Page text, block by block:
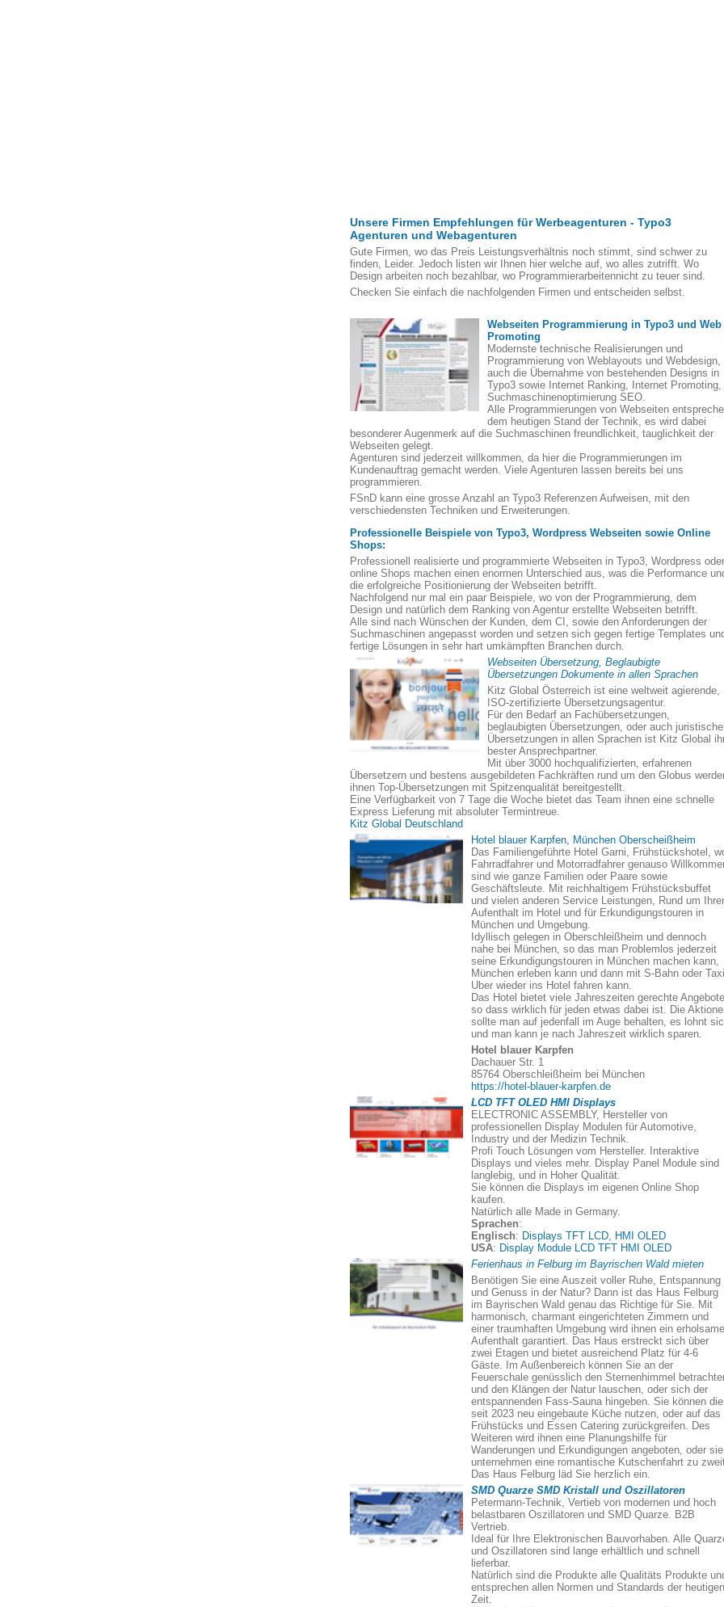
Unsere Firmen Empfehlungen für Werbeagenturen - Typo3
Agenturen und Webagenturen
Gute Firmen, wo das Preis Leistungsverhältnis noch stimmt, sind schwer zu
finden, Leider. Jedoch listen wir Ihnen hier welche auf, wo alles zutrifft. Wo
Design arbeiten noch bezahlbar, wo Programmierarbeitennicht zu teuer sind.
Checken Sie einfach die nachfolgenden Firmen und entscheiden selbst.
Webseiten Programmierung in Typo3 und Web
Promoting
Modernste technische Realisierungen und
Programmierung von Weblayouts und Webdesign,
auch die Übernahme von bestehenden Designs in
Typo3 sowie Internet Ranking, Internet Promoting,
Suchmaschinenoptimierung SEO.
Alle Programmierungen von Webseiten
dem heutigen Stand der Technik, es wird dabei
besonderer Augenmerk auf die Suchmaschinen freundlichkeit, tauglichkeit der
Webseiten gelegt.
Agenturen sind jederzeit willkommen, da hier die Programmierungen im
Kundenauftrag gemacht werden. Viele Agenturen lassen bereits bei uns
programmieren.
FSnD kann eine grosse Anzahl an Typo3 Referenzen Aufweisen, mit den
verschiedensten Techniken und Erweiterungen.
Professionelle Beispiele von Typo3, Wordpress Webseiten sowie Online
Shops:
Professionell realisierte und programmierte Webseiten in Typo3, Wordpress oder
online Shops machen einen enormen Unterschied aus, was die Performance
die erfolgreiche Positionierung der Webseiten betrifft.
Nachfolgend nur mal ein paar Beispiele, wo von der Programmierung, dem
Design und natürlich dem Ranking von Agentur erstellte Webseiten betrifft.
Alle sind nach Wünschen der Kunden, dem CI, sowie den Anforderungen der
Suchmaschinen angepasst worden und setzen sich gegen fertige Templates
fertige Lösungen in sehr hart umkämpften Branchen durch.
Webseiten Übersetzung, Beglaubigte
Übersetzungen Dokumente in allen Sprachen
Kitz Global Österreich ist eine weltweit agierende,
ISO-zertifizierte Übersetzungsagentur.
Für den Bedarf an Fachübersetzungen,
beglaubigten Übersetzungen, oder auch
Übersetzungen in allen Sprachen ist Kitz Global
bester Ansprechpartner.
Mit über 3000 hochqualifizierten, erfahrenen
Übersetzern und bestens ausgebildeten Fachkräften rund um den Globus
ihnen Top-Übersetzungen mit Spitzenqualität bereitgestellt.
Eine Verfügbarkeit von 7 Tage die Woche bietet das Team ihnen eine schnelle
Express Lieferung mit absoluter Termintreue.
Kitz Global Deutschland
Hotel blauer Karpfen, München Oberscheißheim
Das Familiengeführte Hotel Garni, Frühstückshotel,
Fahrradfahrer und Motorradfahrer genauso
sind wie ganze Familien oder Paare sowie
Geschäftsleute. Mit reichhaltigem Frühstücksbuffet
und vielen anderen Service Leistungen, Rund um
Aufenthalt im Hotel und für Erkundigungstouren in
München und Umgebung.
Idyllisch gelegen in Oberschleißheim und dennoch
nahe bei München, so das man Problemlos jederzeit
seine Erkundigungstouren in München machen kann,
München erleben kann und dann mit S-Bahn oder
Uber wieder ins Hotel fahren kann.
Das Hotel bietet viele Jahreszeiten gerechte
so dass wirklich für jeden etwas dabei ist. Die
sollte man auf jedenfall im Auge behalten, es lohnt
und man kann je nach Jahreszeit wirklich sparen.
Hotel blauer Karpfen
Dachauer Str. 1
85764 Oberschleißheim bei München
https://hotel-blauer-karpfen.de
LCD TFT OLED HMI Displays
ELECTRONIC ASSEMBLY, Hersteller von
professionellen Display Modulen für Automotive,
Industry und der Medizin Technik.
Profi Touch Lösungen vom Hersteller. Interaktive
Displays und vieles mehr. Display Panel Module sind
langlebig, und in Hoher Qualität.
Sie können die Displays im eigenen Online Shop
kaufen.
Natürlich alle Made in Germany.
Sprachen:
Englisch: Displays TFT LCD, HMI OLED
USA: Display Module LCD TFT HMI OLED
Ferienhaus in Felburg im Bayrischen Wald mieten
Benötigen Sie eine Auszeit voller Ruhe, Entspannung
und Genuss in der Natur? Dann ist das Haus Felburg
im Bayrischen Wald genau das Richtige für Sie. Mit
harmonisch, charmant eingerichteten Zimmern und
einer traumhaften Umgebung wird ihnen ein
Aufenthalt garantiert. Das Haus erstreckt sich über
zwei Etagen und bietet ausreichend Platz für 4-6
Gäste. Im Außenbereich können Sie an der
Feuerschale genüsslich den Sternenhimmel
und den Klängen der Natur lauschen, oder sich der
entspannenden Fass-Sauna hingeben. Sie können die
seit 2023 neu eingebaute Küche nutzen, oder auf das
Frühstücks und Essen Catering zurückgreifen. Des
Weiteren wird ihnen eine Planungshilfe für
Wanderungen und Erkundigungen angeboten, oder sie
unternehmen eine romantische Kutschenfahrt zu
Das Haus Felburg läd Sie herzlich ein.
SMD Quarze SMD Kristall und Oszillatoren
Petermann-Technik, Vertieb von modernen und hoch
belastbaren Oszillatoren und SMD Quarze. B2B
Vertrieb.
Ideal für Ihre Elektronischen Bauvorhaben. Alle
und Oszillatoren sind lange erhältlich und schnell
lieferbar.
Natürlich sind die Produkte alle Qualitäts Produkte
entsprechen allen Normen und Standards der heutigen
Zeit.